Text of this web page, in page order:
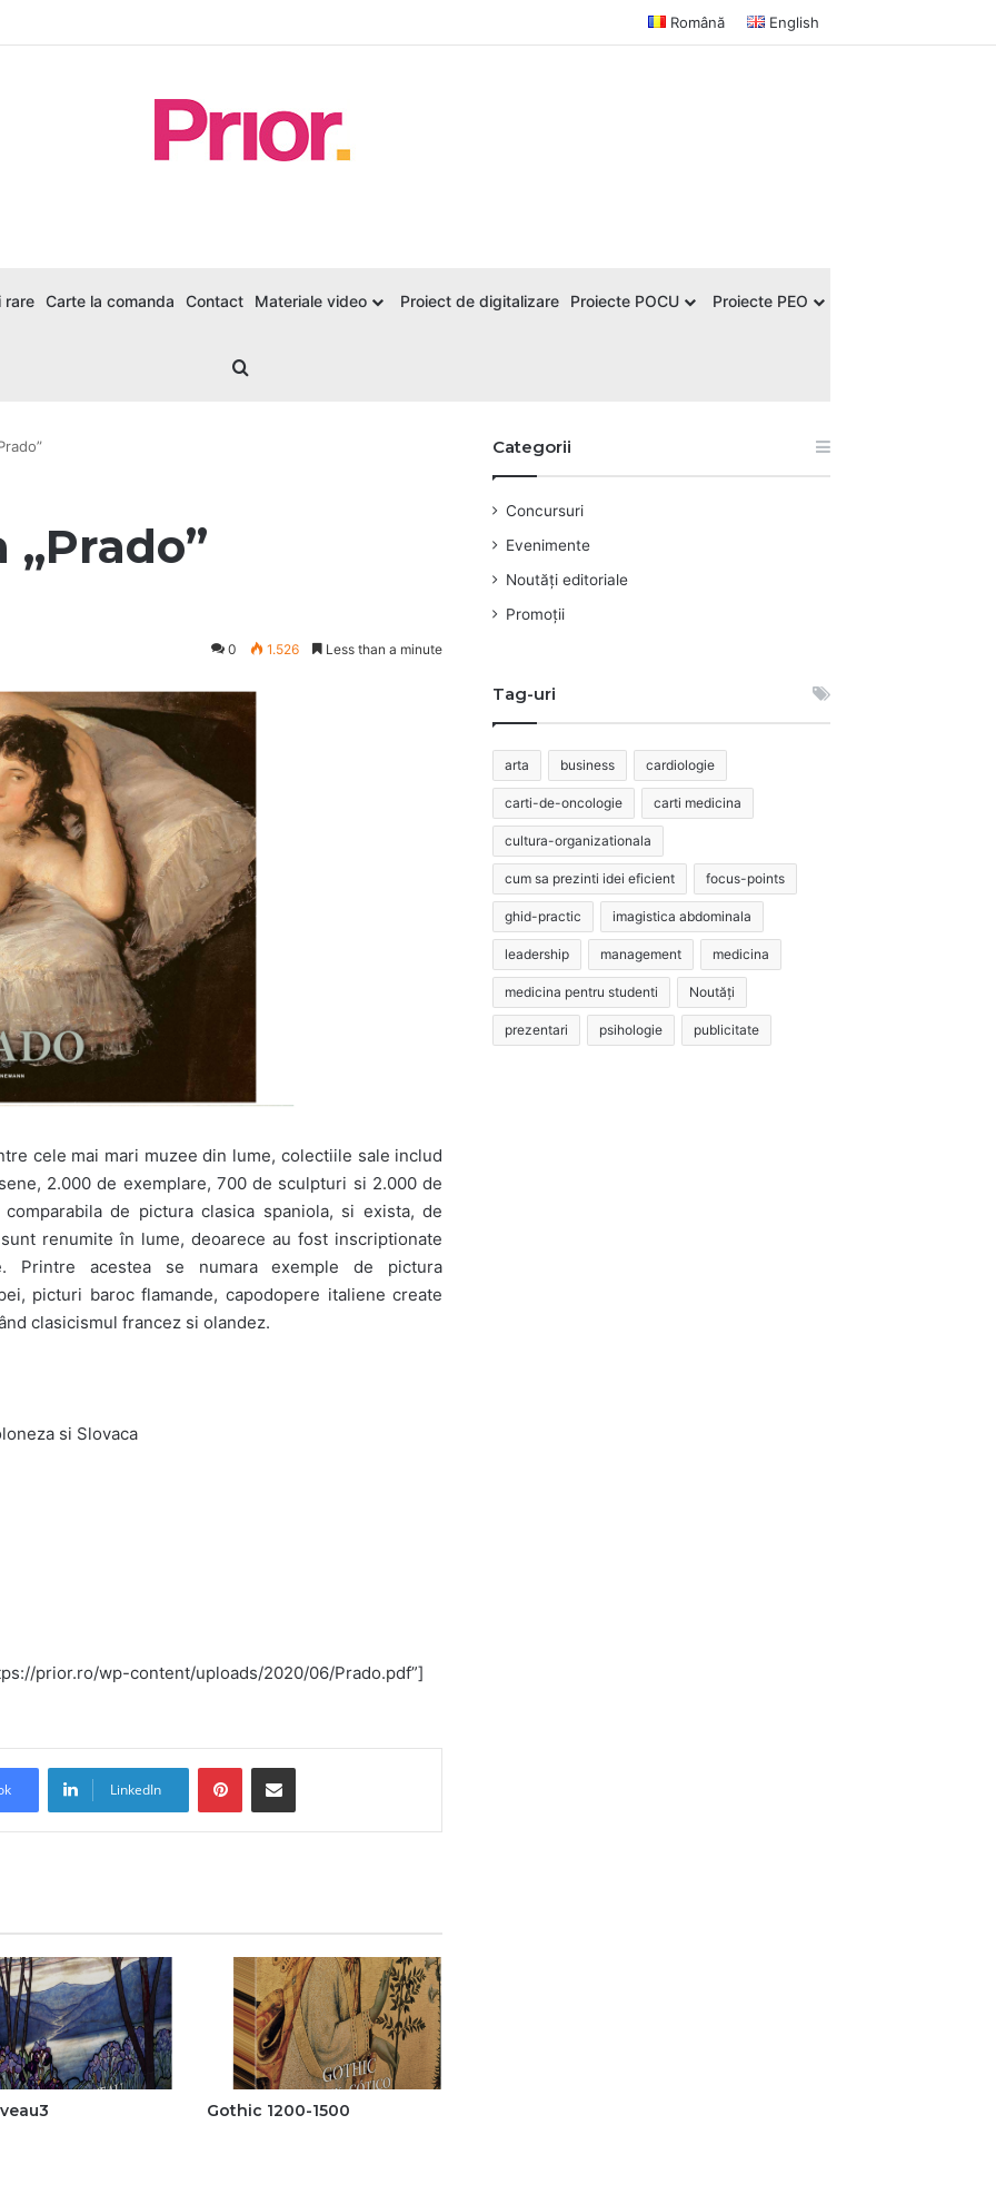
Română English
rare Carte la comanda Contact Materiale video Proiect de digitalizare Proiecte POCU Proiecte PEO
0 1.526 Less than a minute
cele mai mari muzee din lume, colectiile sale includ
2.000 de exemplare, 700 de sculpturi si 2.000 de
de pictura clasica spaniola, si exista, de
renumite în lume, deoarece au fost inscriptionate
Printre acestea se numara exemple de pictura
picturi baroc flamande, capodopere italiene create
clasicismul francez si olandez.
si Slovaca
prior.ro/wp-content/uploads/2020/06/Prado.pdf”]
LinkedIn
Gothic 1200-1500
Categorii
Concursuri
Evenimente
Noutăți editoriale
Promoții
Tag-uri
arta business cardiologie
carti-de-oncologie carti medicina
cultura-organizationala
cum sa prezinti idei eficient focus-points
ghid-practic imagistica abdominala
leadership management medicina
medicina pentru studenti Noutăți
prezentari psihologie publicitate